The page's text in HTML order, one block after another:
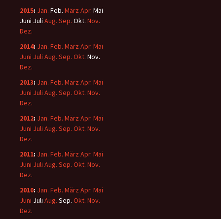
2015: Jan. Feb. März Apr. Mai
Juni Juli Aug. Sep. Okt. Nov.
Dez.
2014: Jan. Feb. März Apr. Mai
Juni Juli Aug. Sep. Okt. Nov.
Dez.
2013: Jan. Feb. März Apr. Mai
Juni Juli Aug. Sep. Okt. Nov.
Dez.
2012: Jan. Feb. März Apr. Mai
Juni Juli Aug. Sep. Okt. Nov.
Dez.
2011: Jan. Feb. März Apr. Mai
Juni Juli Aug. Sep. Okt. Nov.
Dez.
2010: Jan. Feb. März Apr. Mai
Juni Juli Aug. Sep. Okt. Nov.
Dez.